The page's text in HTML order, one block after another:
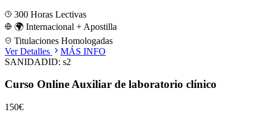
300 Horas Lectivas
🌍 Internacional + Apostilla
Titulaciones Homologadas
Ver Detalles
MÁS INFO
SANIDADID: s2
Curso Online Auxiliar de laboratorio clínico
150€